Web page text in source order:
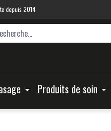
depuis 2014
Produits de soin